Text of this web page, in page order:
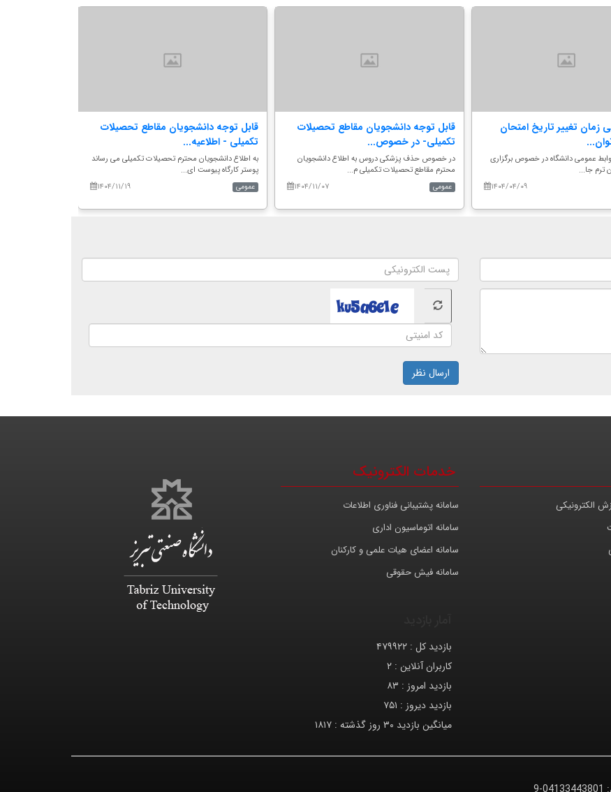
قابل توجه دانشجویان مقاطع تحصیلات
تکمیلی - اطلاعیه...
به اطلاع دانشجویان محترم تحصیلات تکمیلی می رساند
پوستر کارگاه پیوست ای...
۱۴۰۴/۱۱/۱۹
عمومی
قابل توجه دانشجویان مقاطع تحصیلات
تکمیلی- در خصوص...
در خصوص حذف پزشکی دروس به اطلاع دانشجویان
محترم مقاطع تحصیلات تکمیلی م...
۱۴۰۴/۱۱/۰۷
عمومی
زمان تغییر تاریخ امتحان
عمومی دانشگاه در خصوص برگزاری
ترم جا...
۱۴۰۴/۰۴/۰۹
ارسال نظر
الکترونیکی
خدمات الکترونیک
سامانه پشتیبانی فناوری اطلاعات
سامانه اتوماسیون اداری
سامانه اعضای هیات علمی و کارکنان
سامانه فیش حقوقی
بازدید کل : ۴۷۹۹۲۲
کاربران آنلاین : ۲
بازدید امروز : ۸۳
بازدید دیروز : ۷۵۱
میانگین بازدید ۳۰ روز گذشته :
۱۸۱۷